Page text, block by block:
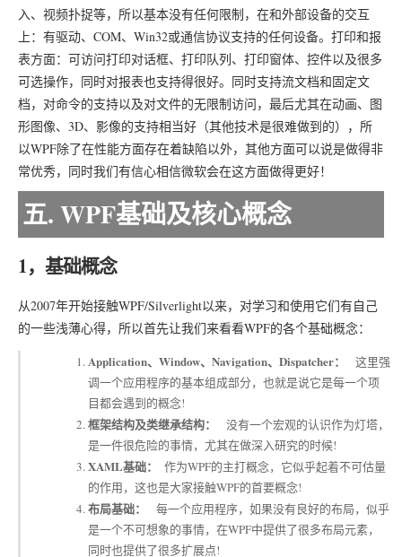
入、视频扑捉等，所以基本没有任何限制，在和外部设备的交互
上：有驱动、COM、Win32或通信协议支持的任何设备。打印和报
表方面：可访问打印对话框、打印队列、打印窗体、控件以及很多
可选操作，同时对报表也支持得很好。同时支持流文档和固定文
档，对命令的支持以及对文件的无限制访问，最后尤其在动画、图
形图像、3D、影像的支持相当好（其他技术是很难做到的），所
以WPF除了在性能方面存在着缺陷以外，其他方面可以说是做得非
常优秀，同时我们有信心相信微软会在这方面做得更好！
五. WPF基础及核心概念
1，基础概念
从2007年开始接触WPF/Silverlight以来，对学习和使用它们有自己
的一些浅薄心得，所以首先让我们来看看WPF的各个基础概念：
Application、Window、Navigation、Dispatcher：
这里强
调一个应用程序的基本组成部分，也就是说它是每一个项
目都会遇到的概念!
框架结构及类继承结构：
没有一个宏观的认识作为灯塔，
是一件很危险的事情，尤其在做深入研究的时候!
XAML基础：
作为WPF的主打概念，它似乎起着不可估量
的作用，这也是大家接触WPF的首要概念!
布局基础：
每一个应用程序，如果没有良好的布局，似乎
是一个不可想象的事情，在WPF中提供了很多布局元素，
同时也提供了很多扩展点!